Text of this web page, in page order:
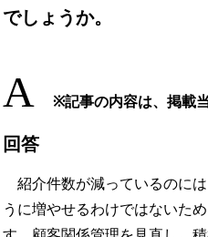
でしょうか。
A ※記事の内容は、掲載
回答
紹介件数が減っているのに
うに増やせるわけではないた